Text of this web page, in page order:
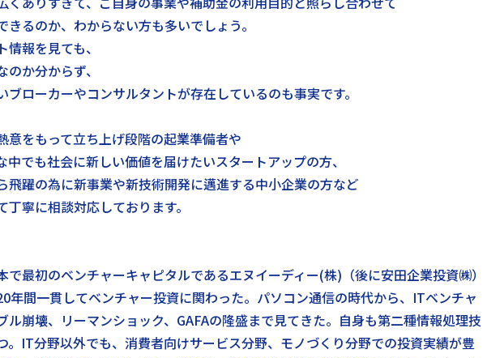
きるのか、わからない方も多いでしょう。
情報を見ても、
か分からず、
ブローカーやコンサルタントが存在しているのも事実です。
意をもって立ち上げ段階の起業準備者や
中でも社会に新しい価値を届けたいスタートアップの方、
飛躍の為に新事業や新技術開発に邁進する中小企業の方など
丁寧に相談対応しております。
で最初のベンチャーキャピタルであるエヌイーディー(株)（後に安田企業投資㈱）
年間一貫してベンチャー投資に関わった。パソコン通信の時代から、ITベンチャ
ル崩壊、リーマンショック、GAFAの隆盛まで見てきた。自身も第二種情報処理技
。IT分野以外でも、消費者向けサービス分野、モノづくり分野での投資実績が豊